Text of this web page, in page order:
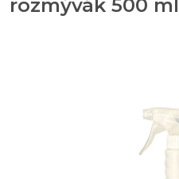
rozmývák 500 ml